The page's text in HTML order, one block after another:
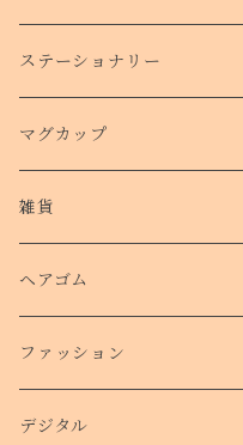
手帳型スマホケース
クリアケース
クッションバンパーケース
スマホリング
ショルダー付きケース
ステーショナリー
カード
クリアファイル
ステッカー
マグカップ
雑貨
パスケース
ヘアゴム
ファッション
Ｔシャツ
デジタル